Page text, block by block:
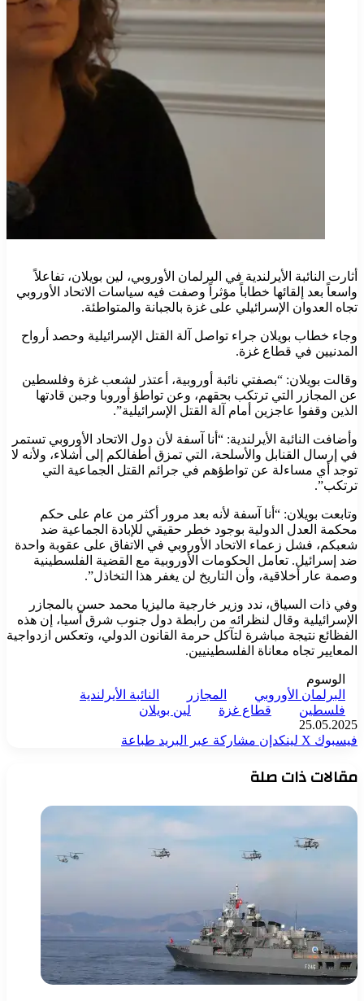
أثارت النائبة الأيرلندية في البرلمان الأوروبي، لين بويلان، تفاعلاً
واسعاً بعد إلقائها خطاباً مؤثراً وصفت فيه سياسات الاتحاد الأوروبي
تجاه العدوان الإسرائيلي على غزة بالجبانة والمتواطئة.
وجاء خطاب بويلان جراء تواصل آلة القتل الإسرائيلية وحصد أرواح
المدنيين في قطاع غزة.
وقالت بويلان: “بصفتي نائبة أوروبية، أعتذر لشعب غزة وفلسطين
عن المجازر التي ترتكب بحقهم، وعن تواطؤ أوروبا وجبن قادتها
الذين وقفوا عاجزين أمام آلة القتل الإسرائيلية”.
وأضافت النائبة الأيرلندية: “أنا آسفة لأن دول الاتحاد الأوروبي تستمر
في إرسال القنابل والأسلحة، التي تمزق أطفالكم إلى أشلاء، ولأنه لا
توجد أي مساءلة عن تواطؤهم في جرائم القتل الجماعية التي
ترتكب”.
وتابعت بويلان: “أنا آسفة لأنه بعد مرور أكثر من عام على حكم
محكمة العدل الدولية بوجود خطر حقيقي للإبادة الجماعية ضد
شعبكم، فشل زعماء الاتحاد الأوروبي في الاتفاق على عقوبة واحدة
ضد إسرائيل. تعامل الحكومات الأوروبية مع القضية الفلسطينية
وصمة عار أخلاقية، وأن التاريخ لن يغفر هذا التخاذل”.
وفي ذات السياق، ندد وزير خارجية ماليزيا محمد حسن بالمجازر
الإسرائيلية وقال لنظرائه من رابطة دول جنوب شرق آسيا، إن هذه
الفظائع نتيجة مباشرة لتآكل حرمة القانون الدولي، وتعكس ازدواجية
المعايير تجاه معاناة الفلسطينيين.
الوسوم
البرلمان الأوروبي
المجازر
النائبة الأيرلندية
فلسطين
قطاع غزة
لين بويلان
25.05.2025
فيسبوك ‫X لينكدإن مشاركة عبر البريد طباعة
مقالات ذات صلة